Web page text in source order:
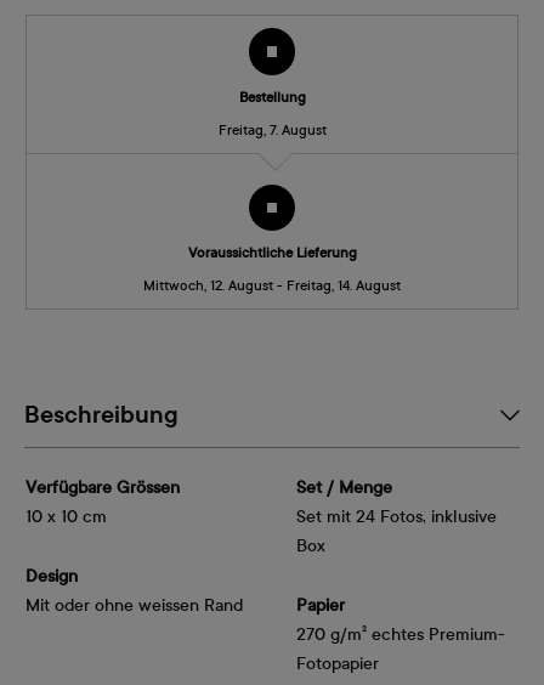
Bestellung
Freitag, 7. August
Voraussichtliche Lieferung
Mittwoch, 12. August - Freitag, 14. August
Beschreibung
Verfügbare Grössen
10 x 10 cm
Design
Mit oder ohne weissen Rand
Set / Menge
Set mit 24 Fotos, inklusive
Box
Papier
270 g/m² echtes Premium-
Fotopapier